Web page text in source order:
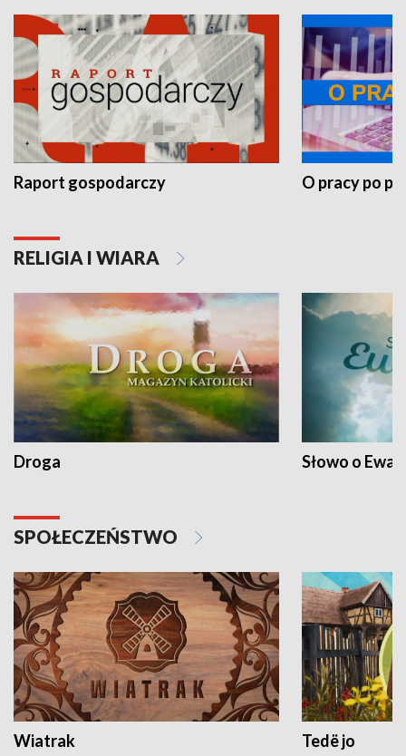
Raport gospodarczy O pracy po
RELIGIA I WIARA
Droga Słowo o
SPOŁECZEŃSTWO
Wiatrak Tedë jo